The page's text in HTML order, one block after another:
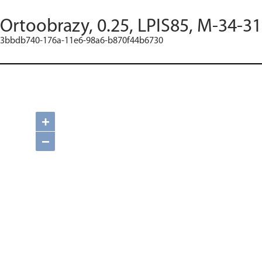
Ortoobrazy, 0.25, LPIS85, M-34-
3bbdb740-176a-11e6-98a6-b870f44b6730
+
−